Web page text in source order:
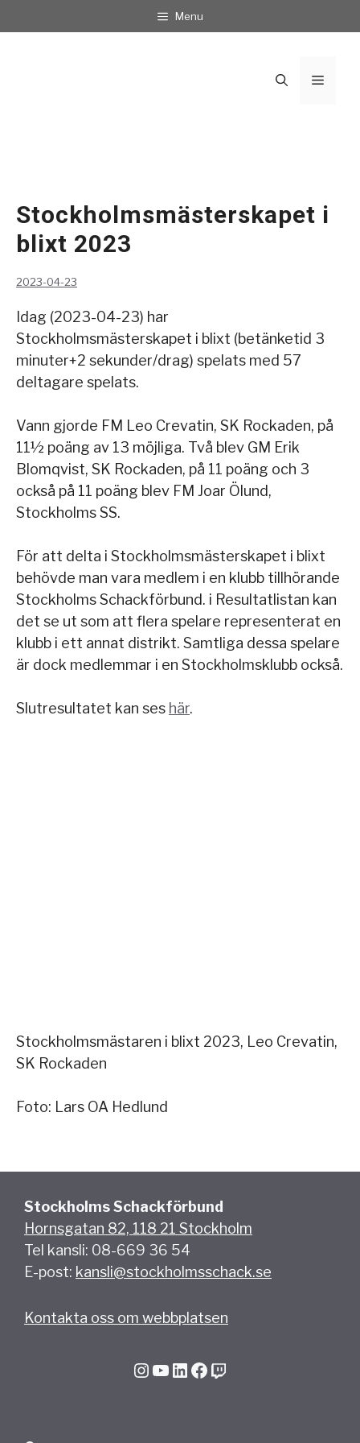
till
Menu
Meny
Stockholmsmästerskapet i
blixt 2023
2023-04-23
Idag (2023-04-23) har
Stockholmsmästerskapet i blixt (betänketid 3
minuter+2 sekunder/drag) spelats med 57
deltagare spelats.
Vann gjorde FM Leo Crevatin, SK Rockaden, på
11½ poäng av 13 möjliga. Två blev GM Erik
Blomqvist, SK Rockaden, på 11 poäng och 3
också på 11 poäng blev FM Joar Ölund,
Stockholms SS.
För att delta i Stockholmsmästerskapet i blixt
behövde man vara medlem i en klubb tillhörande
Stockholms Schackförbund. i Resultatlistan kan
det se ut som att flera spelare representerat en
klubb i ett annat distrikt. Samtliga dessa spelare
är dock medlemmar i en Stockholmsklubb också.
Slutresultatet kan ses här.
Stockholmsmästaren i blixt 2023, Leo Crevatin,
SK Rockaden
Foto: Lars OA Hedlund
Stockholms Schackförbund
Hornsgatan 82, 118 21 Stockholm
Tel kansli: 08-669 36 54
E-post: kansli@stockholmsschack.se
Kontakta oss om webbplatsen
InstagramYouTube LinkedIn Facebook Twitch